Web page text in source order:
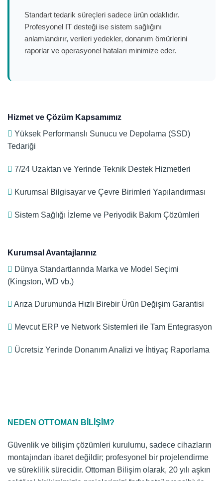
Standart tedarik süreçleri sadece ürün odaklıdır.
Profesyonel IT desteği ise sistem sağlığını
anlamlandırır, verileri yedekler, donanım ömürlerini
raporlar ve operasyonel hataları minimize eder.
Hizmet ve Çözüm Kapsamımız
Yüksek Performanslı Sunucu ve Depolama (SSD)
Tedariği
7/24 Uzaktan ve Yerinde Teknik Destek Hizmetleri
Kurumsal Bilgisayar ve Çevre Birimleri Yapılandırması
Sistem Sağlığı İzleme ve Periyodik Bakım Çözümleri
Kurumsal Avantajlarınız
Dünya Standartlarında Marka ve Model Seçimi
(Kingston, WD vb.)
Arıza Durumunda Hızlı Birebir Ürün Değişim Garantisi
Mevcut ERP ve Network Sistemleri ile Tam Entegrasyon
Ücretsiz Yerinde Donanım Analizi ve İhtiyaç Raporlama
NEDEN OTTOMAN BILIŞIM?
Güvenlik ve bilişim çözümleri kurulumu, sadece cihazların
montajından ibaret değildir; profesyonel bir projelendirme
ve süreklilik sürecidir. Ottoman Bilişim olarak, 20 yılı aşkın